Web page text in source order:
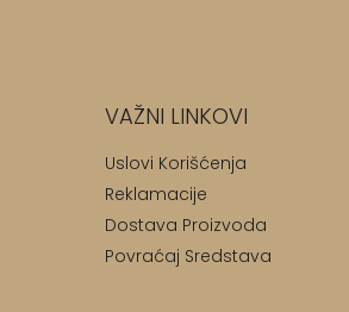
VAŽNI LINKOVI
Uslovi Korišćenja
Reklamacije
Dostava Proizvoda
Povraćaj Sredstava